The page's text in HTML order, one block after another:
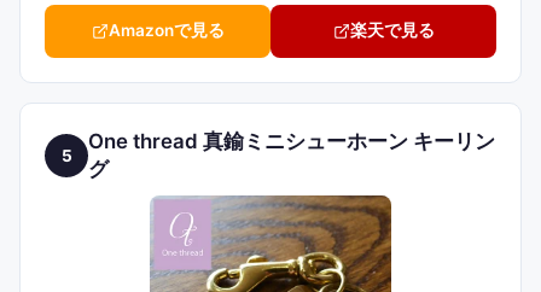
Amazonで見る 楽天で見る
5
One thread 真鍮ミニシューホーン キーリン
グ